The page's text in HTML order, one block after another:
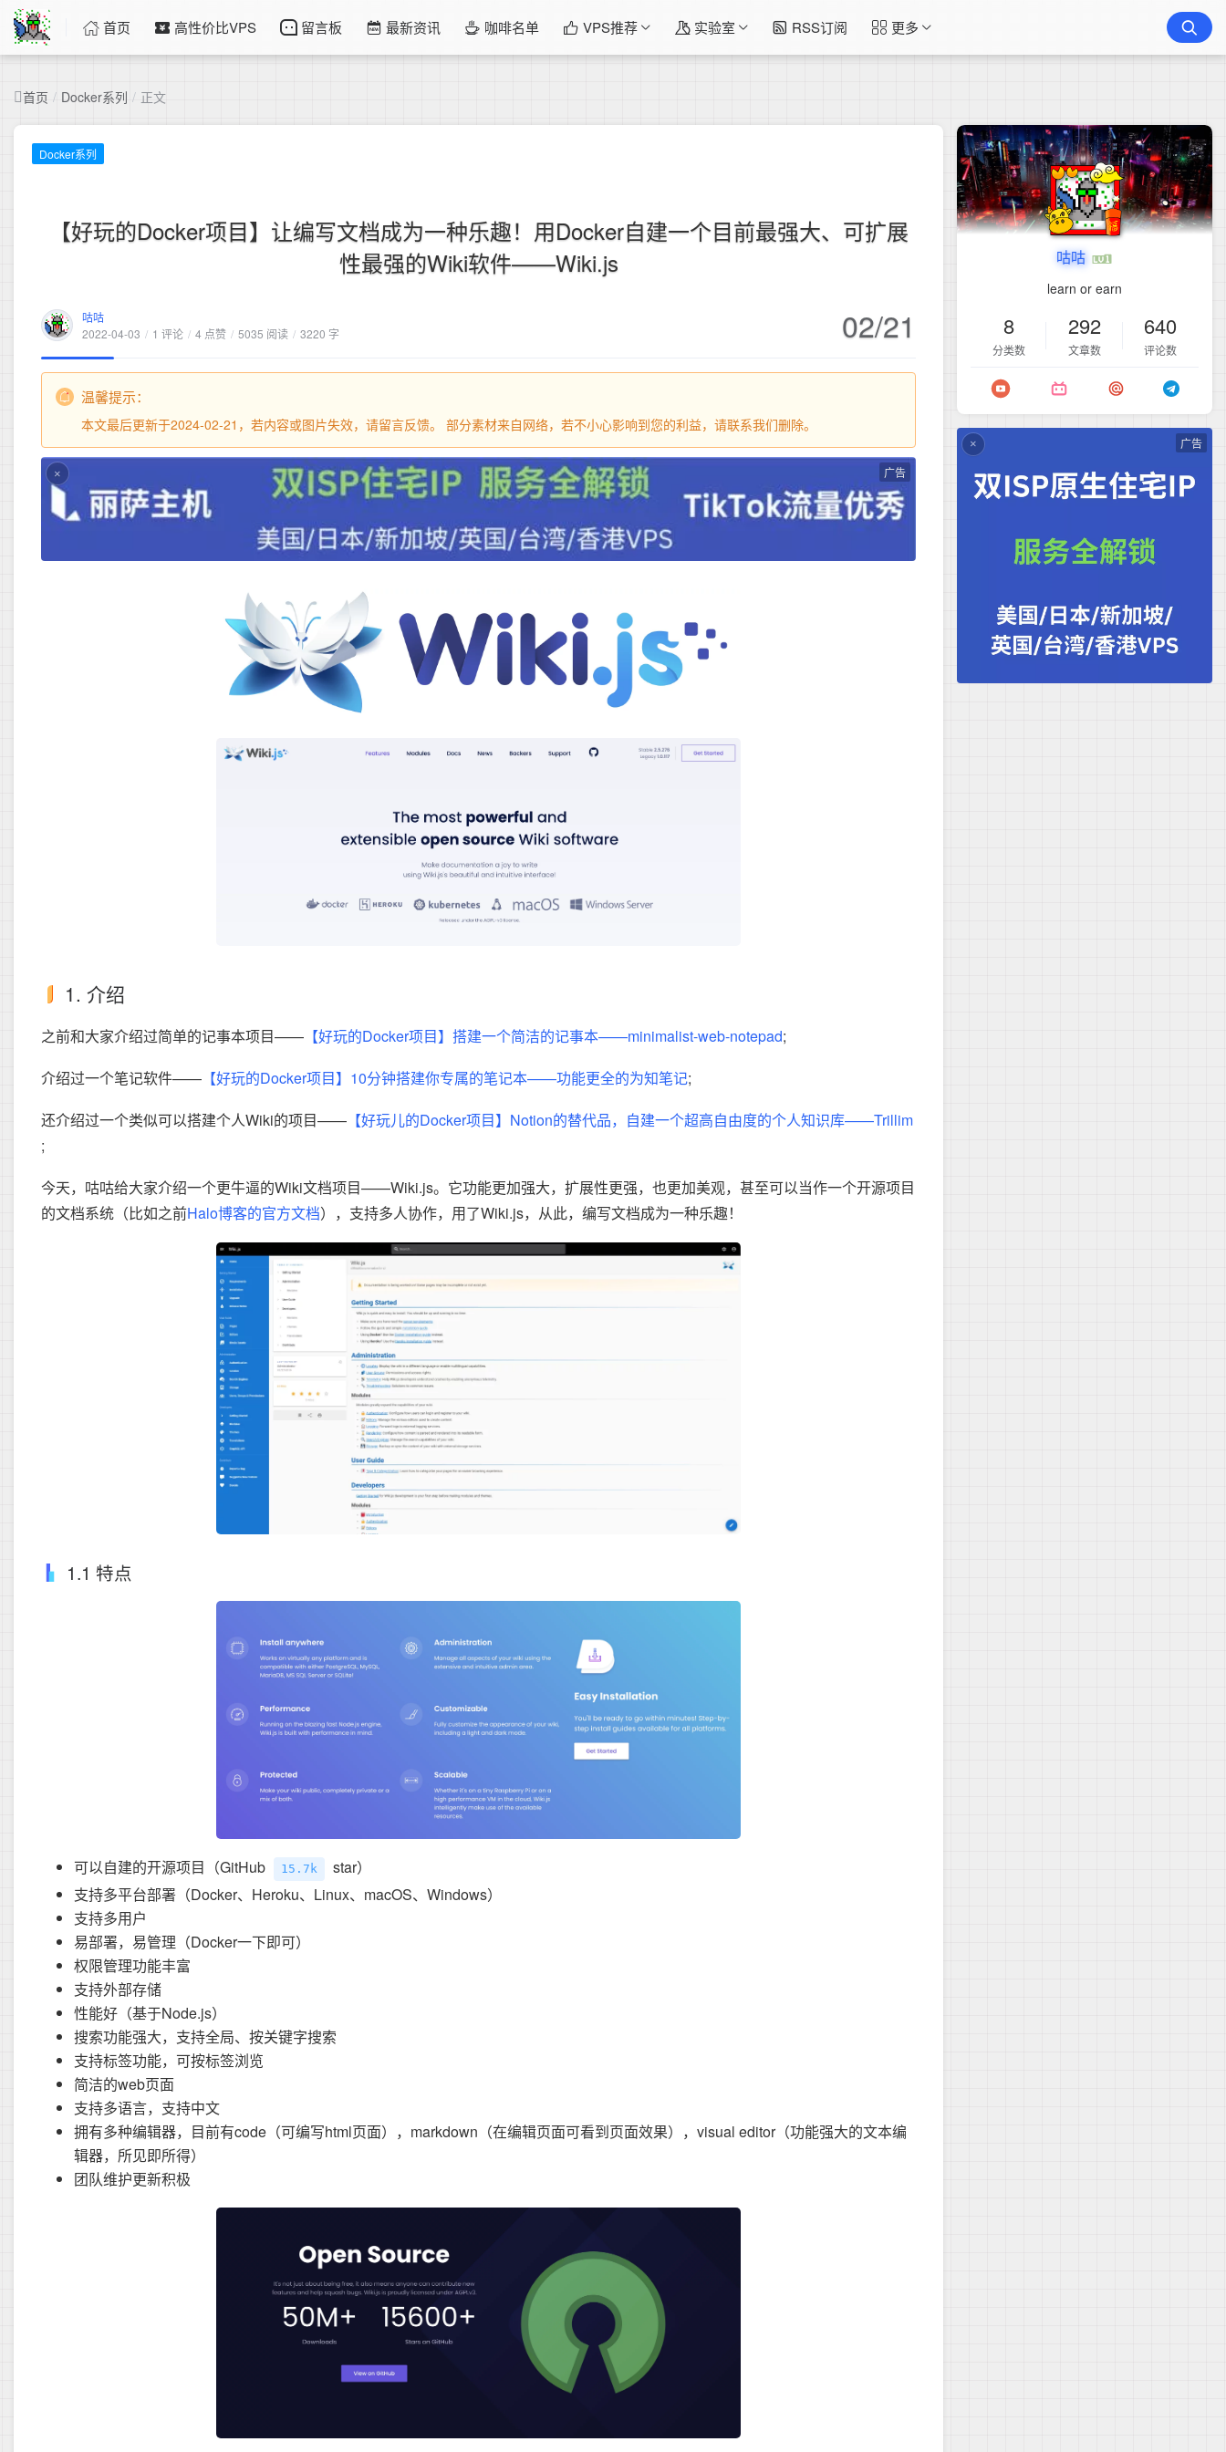
首页 高性价比VPS 留言板 最新资讯 咖啡名单 VPS推荐 实验室 RSS订阅 更多
首页 / Docker系列 / 正文
Docker系列
【好玩的Docker项目】让编写文档成为一种乐趣！用Docker自建一个目前最强大、可扩展
性最强的Wiki软件——Wiki.js
咕咕
2022-04-03 / 1 评论 / 4 点赞 / 5035 阅读 / 3220 字 02/21
温馨提示：
本文最后更新于2024-02-21，若内容或图片失效，请留言反馈。 部分素材来自网络，若不小心影响到您的利益，请联系我们删除。
× 广告
1. 介绍
之前和大家介绍过简单的记事本项目—— 【好玩的Docker项目】搭建一个简洁的记事本——minimalist-web-notepad;
介绍过一个笔记软件—— 【好玩的Docker项目】10分钟搭建你专属的笔记本——功能更全的为知笔记;
还介绍过一个类似可以搭建个人Wiki的项目—— 【好玩儿的Docker项目】Notion的替代品，自建一个超高自由度的个人知识库——Trillim
;
今天，咕咕给大家介绍一个更牛逼的Wiki文档项目——Wiki.js。它功能更加强大，扩展性更强，也更加美观，甚至可以当作一个开源项目
的文档系统（比如之前Halo博客的官方文档），支持多人协作，用了Wiki.js，从此，编写文档成为一种乐趣！
1.1 特点
可以自建的开源项目（GitHub 15.7k
star）
支持多平台部署（Docker、Heroku、Linux、macOS、Windows）
支持多用户
易部署，易管理（Docker一下即可）
权限管理功能丰富
支持外部存储
性能好（基于Node.js）
搜索功能强大，支持全局、按关键字搜索
支持标签功能，可按标签浏览
简洁的web页面
支持多语言，支持中文
拥有多种编辑器，目前有code（可编写html页面），markdown（在编辑页面可看到页面效果），visual editor（功能强大的文本编
辑器，所见即所得）
团队维护更新积极
咕咕
learn or earn
8
分类数
292
文章数
640
评论数
× 广告